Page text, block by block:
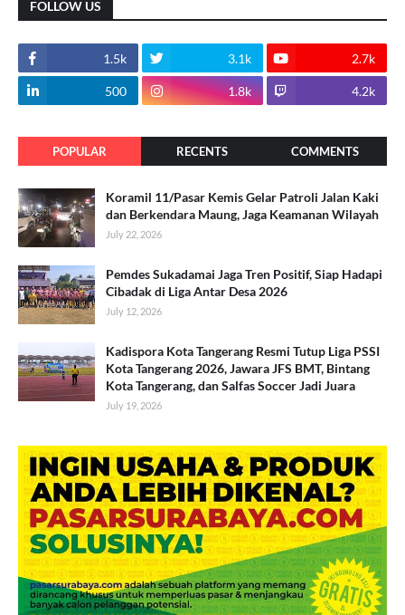
FOLLOW US
1.5k 3.1k 2.7k
500 1.8k 4.2k
POPULAR RECENTS COMMENTS
Koramil 11/Pasar Kemis Gelar Patroli Jalan Kaki
dan Berkendara Maung, Jaga Keamanan Wilayah
July 22, 2026
Pemdes Sukadamai Jaga Tren Positif, Siap Hadapi
Cibadak di Liga Antar Desa 2026
July 12, 2026
Kadispora Kota Tangerang Resmi Tutup Liga PSSI
Kota Tangerang 2026, Jawara JFS BMT, Bintang
Kota Tangerang, dan Salfas Soccer Jadi Juara
July 19, 2026